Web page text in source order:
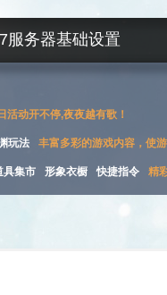
服务器基础设置
活动开不停,夜夜越有歌！
玩法 丰富多彩的游戏内容，使
具集市 形象衣橱 快捷指令 精